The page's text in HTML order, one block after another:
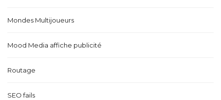
Mondes Multijoueurs
Mood Media affiche publicité
Routage
SEO fails